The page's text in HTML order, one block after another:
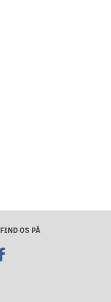
FIND OS PÅ